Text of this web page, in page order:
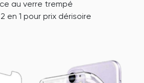
au verre trempé
2 en 1 pour prix dérisoire